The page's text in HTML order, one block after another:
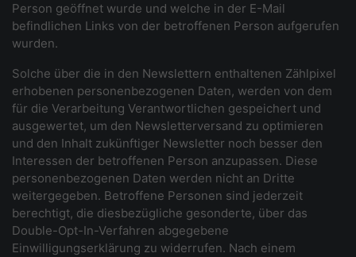
Person geöffnet wurde und welche in der E-Mail
befindlichen Links von der betroffenen Person aufgerufen
wurden.
Solche über die in den Newslettern enthaltenen Zählpixel
erhobenen personenbezogenen Daten, werden von dem
für die Verarbeitung Verantwortlichen gespeichert und
ausgewertet, um den Newsletterversand zu optimieren
und den Inhalt zukünftiger Newsletter noch besser den
Interessen der betroffenen Person anzupassen. Diese
personenbezogenen Daten werden nicht an Dritte
weitergegeben. Betroffene Personen sind jederzeit
berechtigt, die diesbezügliche gesonderte, über das
Double-Opt-In-Verfahren abgegebene
Einwilligungserklärung zu widerrufen. Nach einem